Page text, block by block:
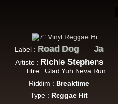
Label : Road Dog Ja
Artiste : Richie Stephens
Titre : Glad Yuh Neva Run
Riddim : Breaktime
Type : Reggae Hit